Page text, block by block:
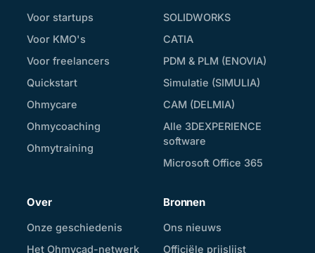
Voor startups
Voor KMO's
Voor freelancers
Quickstart
Ohmycare
Ohmycoaching
Ohmytraining
SOLIDWORKS
CATIA
PDM & PLM (ENOVIA)
Simulatie (SIMULIA)
CAM (DELMIA)
Alle 3DEXPERIENCE
software
Microsoft Office 365
Over
Onze geschiedenis
Het Ohmycad-netwerk
Bronnen
Ons nieuws
Officiële prijslijst